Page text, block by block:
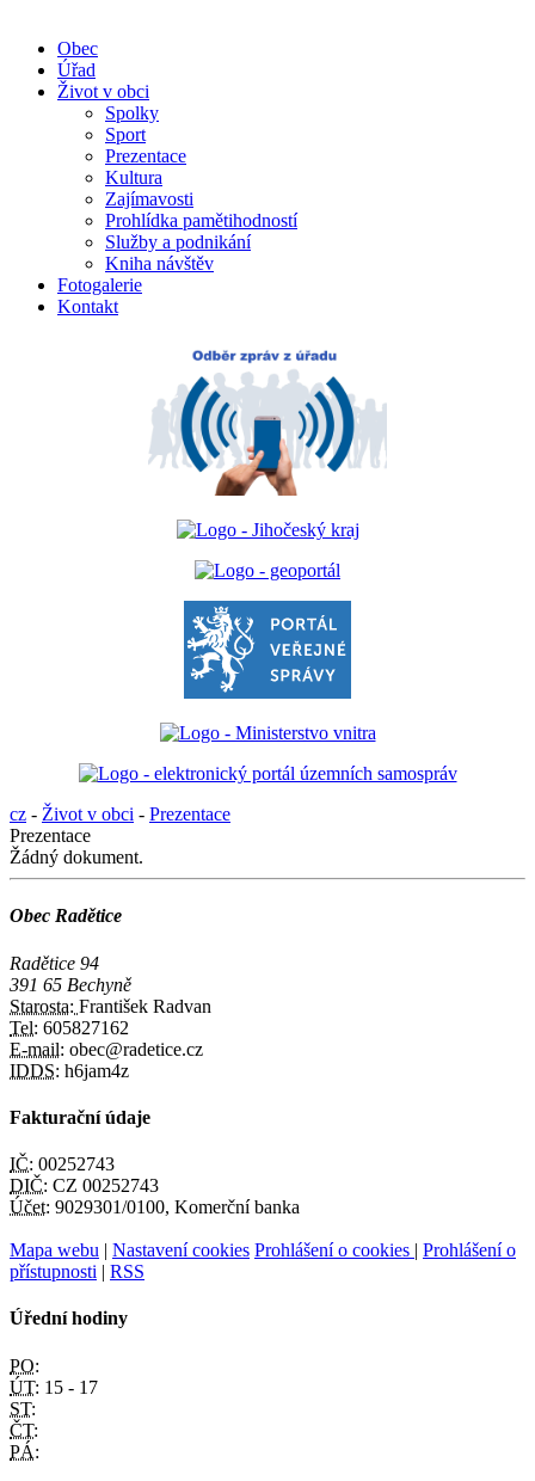
Obec
Úřad
Život v obci
Spolky
Sport
Prezentace
Kultura
Zajímavosti
Prohlídka pamětihodností
Služby a podnikání
Kniha návštěv
Fotogalerie
Kontakt
cz - Život v obci - Prezentace
Prezentace
Žádný dokument.
Obec Radětice
Radětice 94
391 65 Bechyně
Starosta: František Radvan
Tel: 605827162
E-mail: obec@radetice.cz
IDDS: h6jam4z
Fakturační údaje
IČ: 00252743
DIČ: CZ 00252743
Účet: 9029301/0100, Komerční banka
Mapa webu | Nastavení cookies Prohlášení o cookies | Prohlášení o
přístupnosti | RSS
Úřední hodiny
PO:
ÚT: 15 - 17
ST:
ČT:
PÁ: